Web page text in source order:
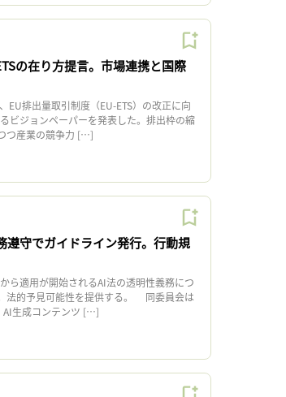
の在り方提言。市場連携と国際
排出量取引制度（EU-ETS）の改正に向
ビジョンペーパーを発表した。排出枠の縮
つ産業の競争力 […]
遵守でガイドライン発行。行動規
ら適用が開始されるAI法の透明性義務につ
法的予見可能性を提供する。 同委員会は
AI生成コンテンツ […]